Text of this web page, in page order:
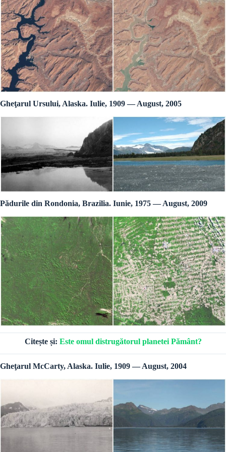
Gheţarul Ursului, Alaska. Iulie, 1909 — August, 2005
Pădurile din Rondonia, Brazilia. Iunie, 1975 — August, 2009
Citește și: Este omul distrugătorul planetei Pământ?
Gheţarul McCarty, Alaska. Iulie, 1909 — August, 2004